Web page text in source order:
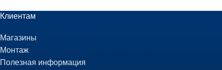
Клиентам
Магазины
Монтаж
Полезная информация